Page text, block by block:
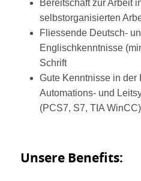
Bereitschaft zur Arbeit
selbstorganisierten
Fliessende Deutsch-
Englischkenntnisse
Schrift
Gute Kenntnisse in der
Automations- und
(PCS7, S7, TIA WinCC)
Unsere Benefits: